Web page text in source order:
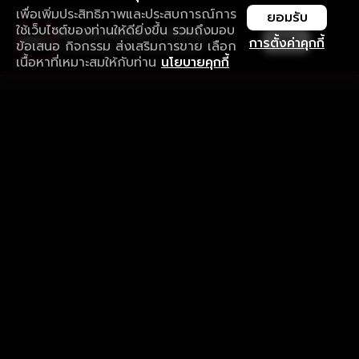
เพื่อเพิ่มประสิทธิภาพและประสบการณ์การ
ใช้เว็บไซต์ของท่านให้ดียิ่งขึ้น รวมถึงมอบ
ข้อเสนอ กิจกรรม ส่งเสริมการขาย เลือก
เนื้อหาที่เหมาะสมให้กับท่าน นโยบายคุกกี้
การตั้งค่าคุกกี้
ยอมรับ
ใช้งานแอป ลื่นไหลกว่า ไม่มีสะดุด
ดาวน์โหลดแอปเพื่อการรับชมที่ดีกว่า เปิด